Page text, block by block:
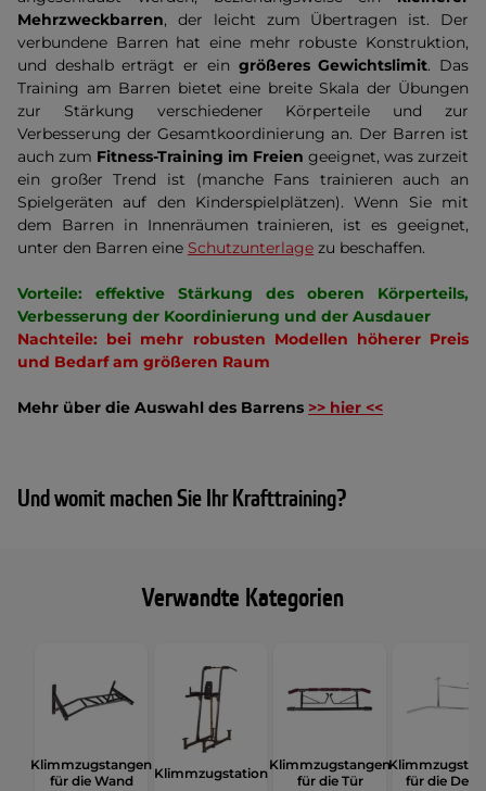
Mehrzweckbarren, der leicht zum Übertragen ist. Der
verbundene Barren hat eine mehr robuste Konstruktion,
und deshalb erträgt er ein größeres Gewichtslimit. Das
Training am Barren bietet eine breite Skala der Übungen
zur Stärkung verschiedener Körperteile und zur
Verbesserung der Gesamtkoordinierung an. Der Barren ist
auch zum Fitness-Training im Freien geeignet, was zurzeit
ein großer Trend ist (manche Fans trainieren auch an
Spielgeräten auf den Kinderspielplätzen). Wenn Sie mit
dem Barren in Innenräumen trainieren, ist es geeignet,
unter den Barren eine Schutzunterlage zu beschaffen.
Vorteile: effektive Stärkung des oberen Körperteils,
Verbesserung der Koordinierung und der Ausdauer
Nachteile: bei mehr robusten Modellen höherer Preis
und Bedarf am größeren Raum
Mehr über die Auswahl des Barrens >> hier <<
Und womit machen Sie Ihr Krafttraining?
Verwandte Kategorien
Klimmzugstangen
für die Wand
KlimmzugstationKlimmzugstangen
für die Tür
für die